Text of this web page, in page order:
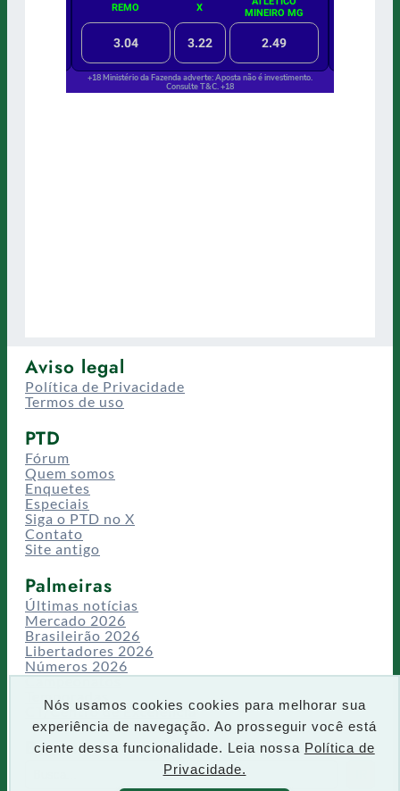
Nós usamos cookies cookies para melhorar sua
experiência de navegação. Ao prosseguir você está
ciente dessa funcionalidade. Leia nossa Política de
Privacidade.
Aviso legal
Política de Privacidade
Termos de uso
PTD
Fórum
Quem somos
Enquetes
Especiais
Siga o PTD no X
Contato
Site antigo
Palmeiras
Últimas notícias
Mercado 2026
Brasileirão 2026
Libertadores 2026
Números 2026
Campeonatos
CT/Centro de Excelência
Busca
P
e